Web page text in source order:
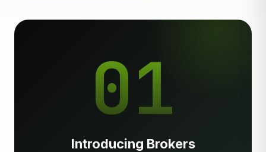
01
Introducing Brokers